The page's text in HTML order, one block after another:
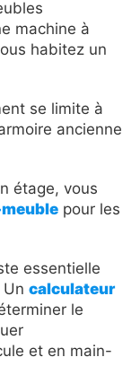
machine à
habitez un
se limite à
ancienne
étage, vous
pour les
essentielle
calculateur
le
et en main-